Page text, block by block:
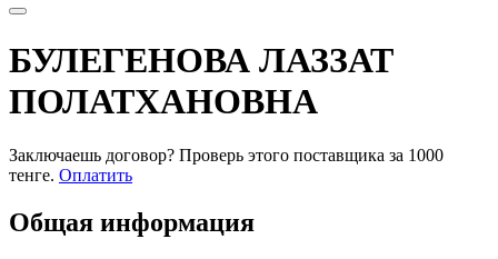
БУЛЕГЕНОВА ЛАЗЗАТ
ПОЛАТХАНОВНА
Заключаешь договор? Проверь этого поставщика за 1000
тенге. Оплатить
Общая информация